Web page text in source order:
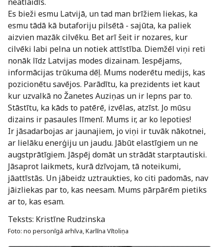
neatlaidīs.
Es bieži esmu Latvijā, un tad man brīžiem liekas, ka
esmu tādā kā butaforiju pilsētā - sajūta, ka paliek
aizvien mazāk cilvēku. Bet arī šeit ir nozares, kur
cilvēki labi pelna un notiek attīstība. Diemžēl viņi reti
nonāk līdz Latvijas modes dizainam. Iespējams,
informācijas trūkuma dēļ. Mums noderētu medijs, kas
pozicionētu savējos. Parādītu, ka prezidents iet kaut
kur uzvalkā no Žanetes Auziņas un ir lepns par to.
Stāstītu, ka kāds to patērē, izvēlas, atzīst. Jo mūsu
dizains ir pasaules līmenī. Mums ir, ar ko lepoties!
Ir jāsadarbojas ar jaunajiem, jo viņi ir tuvāk nākotnei,
ar lielāku enerģiju un jaudu. Jābūt elastīgiem un ne
augstprātīgiem. Jāspēj domāt un strādāt starptautiski.
Jāsaprot laikmets, kurā dzīvojam, tā noteikumi,
jāattīstās. Un jābeidz uztraukties, ko citi padomās, nav
jāizliekas par to, kas neesam. Mums pārpārēm pietiks
ar to, kas esam.
Teksts: Kristīne Rudzinska
Fotо: no personīgā arhīva, Karlīna Vītoliņa